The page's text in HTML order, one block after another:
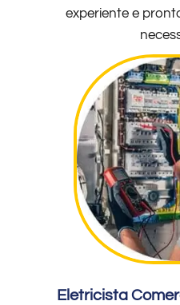
experiente e
Eletricista